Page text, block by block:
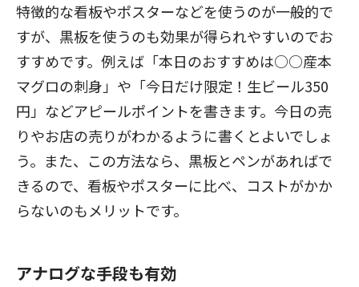
特徴的な看板やポスターなどを使うのが一般的で
すが、黒板を使うのも効果が得られやすいのでお
すすめです。例えば「本日のおすすめは○○産本
マグロの刺身」や「今日だけ限定！生ビール350
円」などアピールポイントを書きます。今日の売
りやお店の売りがわかるように書くとよいでしょ
う。また、この方法なら、黒板とペンがあればで
きるので、看板やポスターに比べ、コストがかか
らないのもメリットです。
アナログな手段も有効